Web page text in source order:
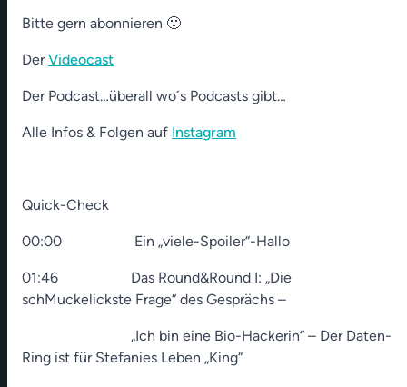
Bitte gern abonnieren 🙂
DerVideocast
Der Podcast…überall wo´s Podcasts gibt…
Alle Infos & Folgen auf Instagram
Quick-Check
00:00 Ein „viele-Spoiler“-Hallo
01:46 Das Round&Round I: „Die
schMuckelickste Frage“ des Gesprächs –
„Ich bin eine Bio-Hackerin“ – Der Daten-
Ring ist für Stefanies Leben „King“